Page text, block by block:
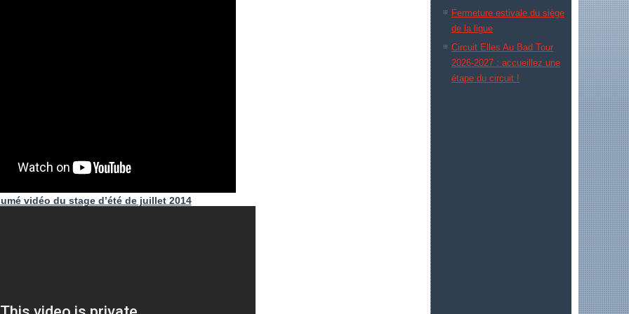
vidéo du stage d’été de juillet 2014
Fermeture estivale du siège
de la ligue
Circuit Elles Au Bad Tour
2026-2027 : accueillez une
étape du circuit !